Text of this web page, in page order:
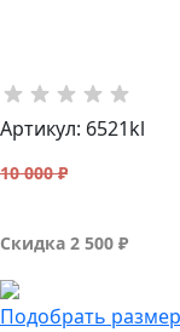
Артикул: 6521kl
10 000 ₽
Скидка 2 500 ₽
Подобрать размер